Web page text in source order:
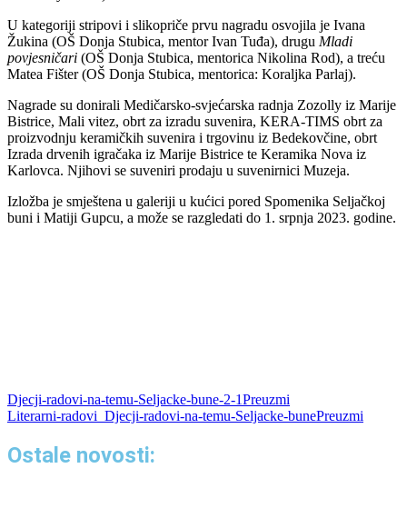
U kategoriji stripovi i slikopriče prvu nagradu osvojila je Ivana
Žukina (OŠ Donja Stubica, mentor Ivan Tuđa), drugu Mladi
povjesničari (OŠ Donja Stubica, mentorica Nikolina Rod), a treću
Matea Fišter (OŠ Donja Stubica, mentorica: Koraljka Parlaj).
Nagrade su donirali Medičarsko-svjećarska radnja Zozolly iz Marije
Bistrice, Mali vitez, obrt za izradu suvenira, KERA-TIMS obrt za
proizvodnju keramičkih suvenira i trgovinu iz Bedekovčine, obrt
Izrada drvenih igračaka iz Marije Bistrice te Keramika Nova iz
Karlovca. Njihovi se suveniri prodaju u suvenirnici Muzeja.
Izložba je smještena u galeriji u kućici pored Spomenika Seljačkoj
buni i Matiji Gupcu, a može se razgledati do 1. srpnja 2023. godine.
Djecji-radovi-na-temu-Seljacke-bune-2-1Preuzmi
Literarni-radovi_Djecji-radovi-na-temu-Seljacke-bunePreuzmi
Ostale novosti: